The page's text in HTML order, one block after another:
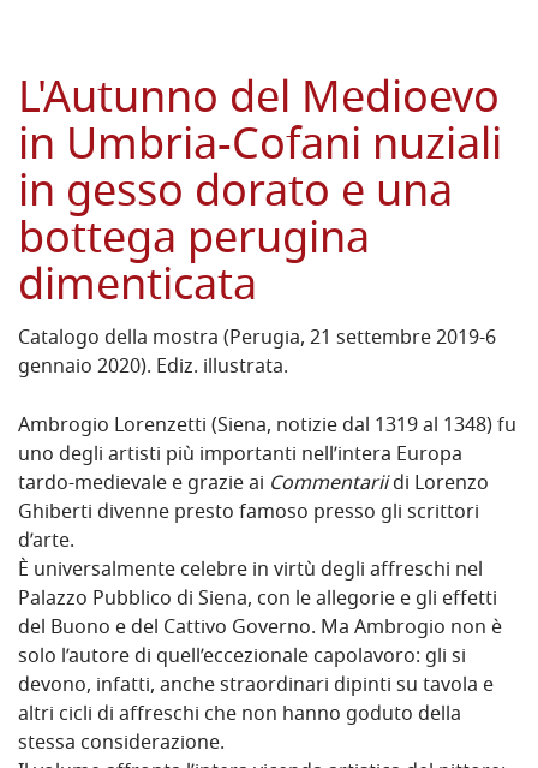
L'Autunno del Medioevo
in Umbria-Cofani nuziali
in gesso dorato e una
bottega perugina
dimenticata
Catalogo della mostra (Perugia, 21 settembre 2019-6
gennaio 2020). Ediz. illustrata.
Ambrogio Lorenzetti (Siena, notizie dal 1319 al 1348) fu
uno degli artisti più importanti nell’intera Europa
tardo-medievale e grazie ai Commentariidi Lorenzo
Ghiberti divenne presto famoso presso gli scrittori
d’arte.
È universalmente celebre in virtù degli affreschi nel
Palazzo Pubblico di Siena, con le allegorie e gli effetti
del Buono e del Cattivo Governo. Ma Ambrogio non è
solo l’autore di quell’eccezionale capolavoro: gli si
devono, infatti, anche straordinari dipinti su tavola e
altri cicli di affreschi che non hanno goduto della
stessa considerazione.